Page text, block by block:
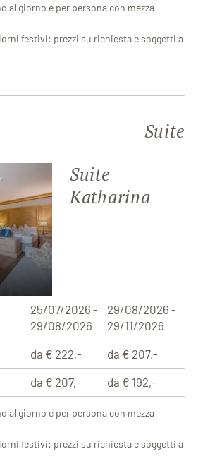
al giorno e per persona con mezza
festivi: prezzi su richiesta e soggetti a
Suite
Suite
Katharina
25/07/2026 -
29/08/2026
29/08/2026 -
29/11/2026
da € 222,-
da € 207,-
da € 207,-
da € 192,-
al giorno e per persona con mezza
festivi: prezzi su richiesta e soggetti a